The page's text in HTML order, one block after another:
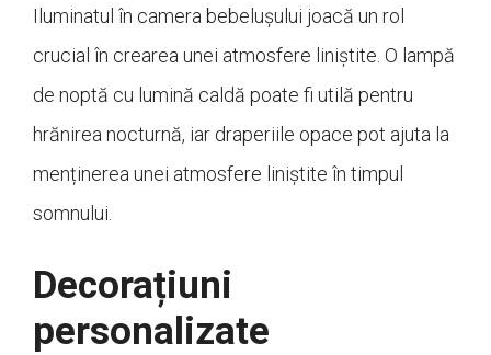
Iluminatul în camera bebelușului joacă un rol
crucial în crearea unei atmosfere liniștite. O lampă
de noptă cu lumină caldă poate fi utilă pentru
hrănirea nocturnă, iar draperiile opace pot ajuta la
menținerea unei atmosfere liniștite în timpul
somnului.
Decorațiuni
personalizate